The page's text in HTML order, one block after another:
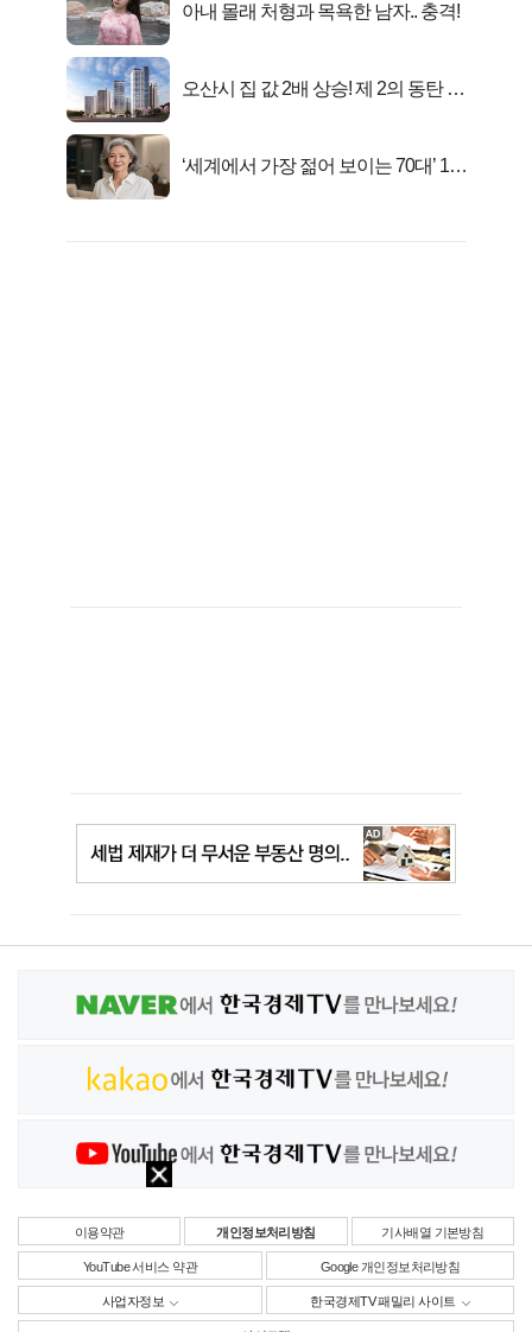
아내 몰래 처형과 목욕한 남자.. 충격!
오산시 집 값 2배 상승! 제 2의 동탄 신
‘세계에서 가장 젊어 보이는 70대’ 1위
이용약관 개인정보처리방침 기사배열 기본방침
YouTube 서비스 약관 Google 개인정보처리방침
사업자정보 한국경제TV 패밀리 사이트